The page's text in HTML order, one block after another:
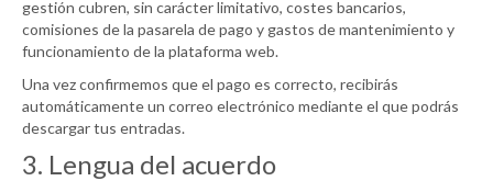
gestión cubren, sin carácter limitativo, costes bancarios,
comisiones de la pasarela de pago y gastos de mantenimiento y
funcionamiento de la plataforma web.
Una vez confirmemos que el pago es correcto, recibirás
automáticamente un correo electrónico mediante el que podrás
descargar tus entradas.
3. Lengua del acuerdo